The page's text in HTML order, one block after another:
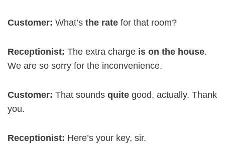
Customer: What’s the rate for that room?
Receptionist: The extra charge is on the house.
We are so sorry for the inconvenience.
Customer: That sounds quite good, actually. Thank
you.
Receptionist: Here’s your key, sir.